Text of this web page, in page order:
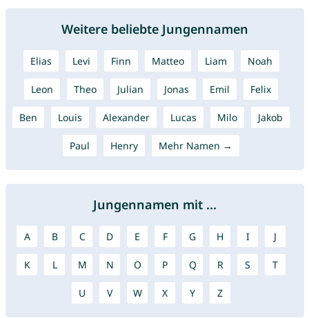
Weitere beliebte Jungennamen
Elias Levi Finn Matteo Liam Noah
Leon Theo Julian Jonas Emil Felix
Ben Louis Alexander Lucas Milo Jakob
Paul Henry Mehr Namen →
Jungennamen mit ...
A B C D E F G H I J
K L M N O P Q R S T
U V W X Y Z